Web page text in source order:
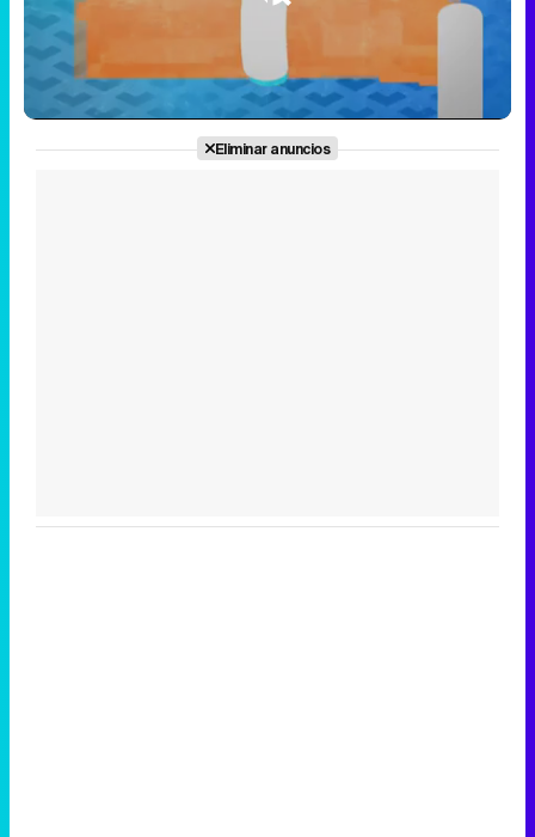
Unmute /
Loaded
11.59%
Eliminar anuncios